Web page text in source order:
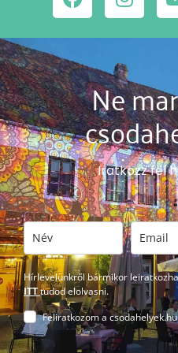
Ne
Iratkozz fel
Hírlevelünkről bármikor
ITTtudod elolvasni.
Feliratkozom a